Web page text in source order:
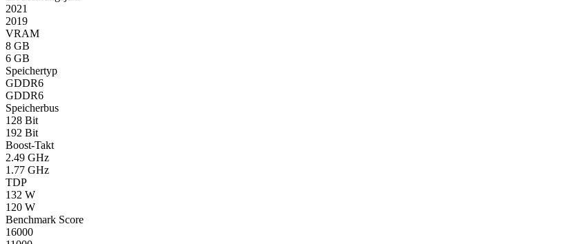
2021
2019
VRAM
8 GB
6 GB
Speichertyp
GDDR6
GDDR6
Speicherbus
128 Bit
192 Bit
Boost-Takt
2.49 GHz
1.77 GHz
TDP
132 W
120 W
Benchmark Score
16000